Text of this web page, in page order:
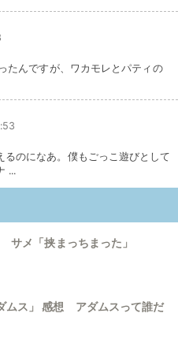
たんですが、ワカモレとパティの
のになあ。僕もごっこ遊びとして
...
サメ「挟まっちまった」
ムス」 感想 アダムスって誰だ